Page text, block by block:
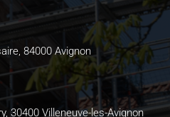
84000 Avignon
30400 Villeneuve-les-Avignon